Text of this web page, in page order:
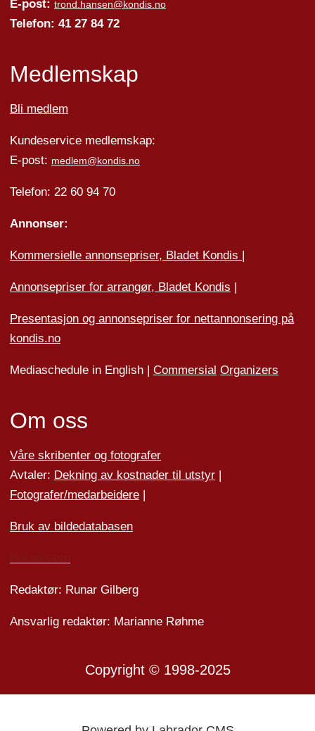
E-post: trond.hansen@kondis.no
Telefon: 41 27 84 72
Medlemskap
Bli medlem
Kundeservice medlemskap:
E-post: medlem@kondis.no
Telefon: 22 60 94 70
Annonser:
Kommersielle annonsepriser, Bladet Kondis |
Annonsepriser for arrangør, Bladet Kondis |
Presentasjon og annonsepriser for nettannonsering på
kondis.no
Mediaschedule in English | Commersial Organizers
Om oss
Våre skribenter og fotografer
Avtaler: Dekning av kostnader til utstyr|
Fotografer/medarbeidere|
Bruk av bildedatabasen
Redaktør: Runar Gilberg
Ansvarlig redaktør: Marianne Røhme
Copyright © 1998-2025